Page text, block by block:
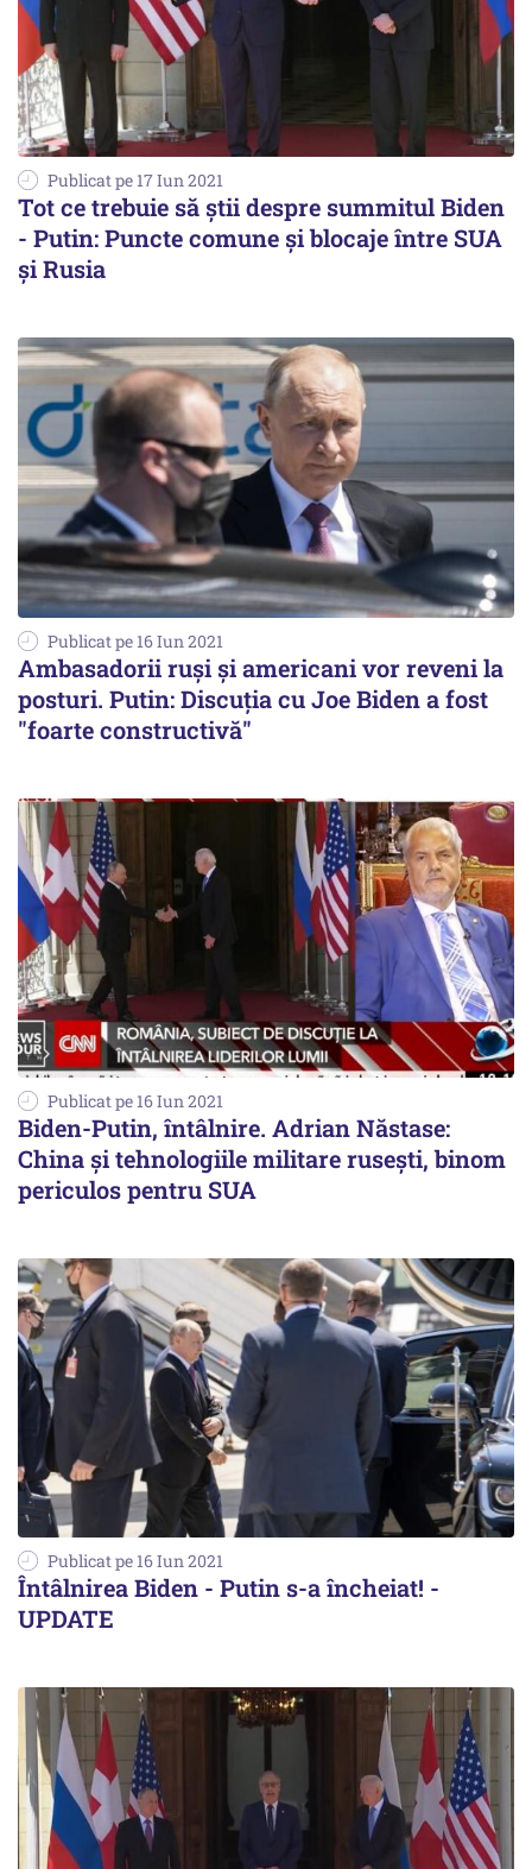
Publicat pe 17 Iun 2021
Tot ce trebuie să știi despre summitul Biden
- Putin: Puncte comune și blocaje între SUA
și Rusia
Publicat pe 16 Iun 2021
Ambasadorii ruși și americani vor reveni la
posturi. Putin: Discuţia cu Joe Biden a fost
"foarte constructivă"
Publicat pe 16 Iun 2021
Biden-Putin, întâlnire. Adrian Năstase:
China și tehnologiile militare ruseşti, binom
periculos pentru SUA
Publicat pe 16 Iun 2021
Întâlnirea Biden - Putin s-a încheiat! -
UPDATE